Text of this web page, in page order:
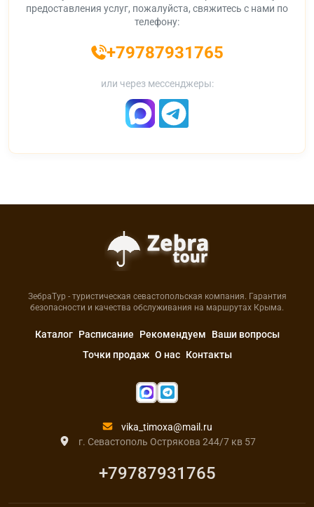
предоставления услуг, пожалуйста, свяжитесь с нами по
телефону:
+79787931765
или через мессенджеры:
ЗебраТур - туристическая севастопольская компания. Гарантия
безопасности и качества обслуживания на маршрутах Крыма.
Каталог Расписание Рекомендуем
Ваши вопросы
Точки продаж О нас Контакты
vika_timoxa@mail.ru
г. Севастополь Острякова 244/7 кв 57
+79787931765